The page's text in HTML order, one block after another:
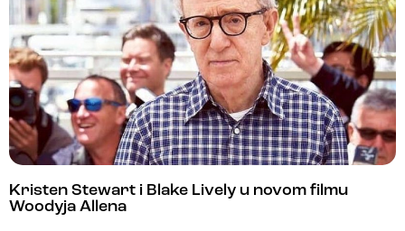
Kristen Stewart i Blake Lively u novom filmu
Woodyja Allena